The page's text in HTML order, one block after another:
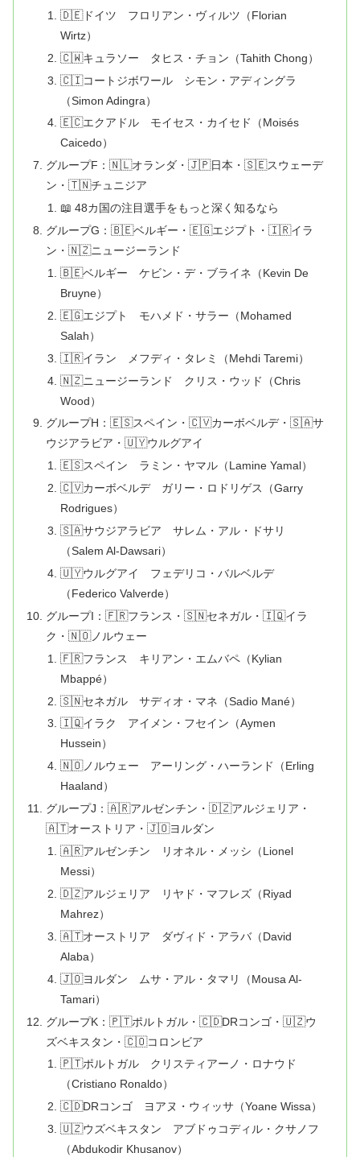
🇩🇪ドイツ フロリアン・ヴィルツ（Florian
Wirtz）
🇨🇼キュラソー タヒス・チョン（Tahith Chong）
🇨🇮コートジボワール シモン・アディングラ
（Simon Adingra）
🇪🇨エクアドル モイセス・カイセド（Moisés
Caicedo）
グループF：🇳🇱オランダ・🇯🇵日本・🇸🇪スウェーデ
ン・🇹🇳チュニジア
📖 48カ国の注目選手をもっと深く知るなら
グループG：🇧🇪ベルギー・🇪🇬エジプト・🇮🇷イラ
ン・🇳🇿ニュージーランド
🇧🇪ベルギー ケビン・デ・ブライネ（Kevin De
Bruyne）
🇪🇬エジプト モハメド・サラー（Mohamed
Salah）
🇮🇷イラン メフディ・タレミ（Mehdi Taremi）
🇳🇿ニュージーランド クリス・ウッド（Chris
Wood）
グループH：🇪🇸スペイン・🇨🇻カーボベルデ・🇸🇦サ
ウジアラビア・🇺🇾ウルグアイ
🇪🇸スペイン ラミン・ヤマル（Lamine Yamal）
🇨🇻カーボベルデ ガリー・ロドリゲス（Garry
Rodrigues）
🇸🇦サウジアラビア サレム・アル・ドサリ
（Salem Al-Dawsari）
🇺🇾ウルグアイ フェデリコ・バルベルデ
（Federico Valverde）
グループI：🇫🇷フランス・🇸🇳セネガル・🇮🇶イラ
ク・🇳🇴ノルウェー
🇫🇷フランス キリアン・エムバペ（Kylian
Mbappé）
🇸🇳セネガル サディオ・マネ（Sadio Mané）
🇮🇶イラク アイメン・フセイン（Aymen
Hussein）
🇳🇴ノルウェー アーリング・ハーランド（Erling
Haaland）
グループJ：🇦🇷アルゼンチン・🇩🇿アルジェリア・
🇦🇹オーストリア・🇯🇴ヨルダン
🇦🇷アルゼンチン リオネル・メッシ（Lionel
Messi）
🇩🇿アルジェリア リヤド・マフレズ（Riyad
Mahrez）
🇦🇹オーストリア ダヴィド・アラバ（David
Alaba）
🇯🇴ヨルダン ムサ・アル・タマリ（Mousa Al-
Tamari）
グループK：🇵🇹ポルトガル・🇨🇩DRコンゴ・🇺🇿ウ
ズベキスタン・🇨🇴コロンビア
🇵🇹ポルトガル クリスティアーノ・ロナウド
（Cristiano Ronaldo）
🇨🇩DRコンゴ ヨアヌ・ウィッサ（Yoane Wissa）
🇺🇿ウズベキスタン アブドゥコディル・クサノフ
（Abdukodir Khusanov）